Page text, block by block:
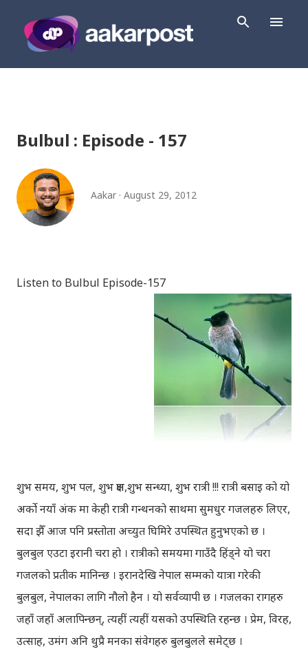
Bulbul : Episode - 157
Aakar August 29, 2012
Listen to Bulbul Episode-157
शुभ समय, शुभ पल, शुभ क्षण,शुभ सन्ध्या, शुभ रात्री !!! रात्री बसाइ को यो
अर्को नयाँ अंक मा केही रात्री गन्थनको साथमा सुमधुर गजलहरु लिएर,
सदा झैँ आज पनि प्रस्तोता अच्युत घिमिरे उपस्थित हुनुभएको छ ।
बुलबुल एउटा इरानी चरा हो । रात्रीको समयमा गाउँदै हिंड्‍ने यो चरा
गजलको प्रतीक मानिन्छ । इरानदेखि नेपाल सम्मको यात्रा गरेकी
बुलबुल, नेपालका लागि नौलो हैन । यो सर्वव्यापी छ । गजलका रागहरु
जहाँ जहाँ अलापिन्छन्, त्यहीं त्यहीं यसको उपस्थिति रहन्छ । प्रेम, विरह,
उत्साह, उमंग अनि थुप्रै मनका संवेगहरु बुलबुलले समेट्‍छ ।